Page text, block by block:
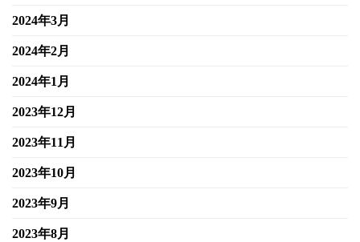
2024年3月
2024年2月
2024年1月
2023年12月
2023年11月
2023年10月
2023年9月
2023年8月